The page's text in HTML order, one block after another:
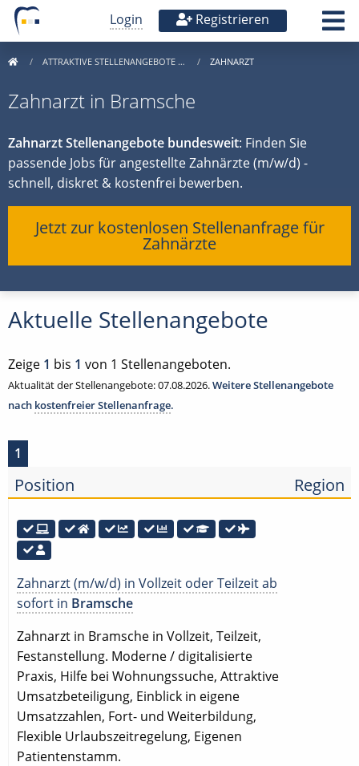
Login Registrieren
ATTRAKTIVE STELLENANGEBOTE … ZAHNARZT
Zahnarzt in Bramsche
Zahnarzt Stellenangebote bundesweit: Finden Sie
passende Jobs für angestellte Zahnärzte (m/w/d) -
schnell, diskret & kostenfrei bewerben.
Jetzt zur kostenlosen Stellenanfrage für
Zahnärzte
Aktuelle Stellenangebote
Zeige 1 bis 1 von 1 Stellenangeboten.
Aktualität der Stellenangebote: 07.08.2026.Weitere Stellenangebote
nach kostenfreier Stellenanfrage.
1
Position Region
Zahnarzt (m/w/d) in Vollzeit oder Teilzeit ab
sofort in Bramsche
Zahnarzt in Bramsche in Vollzeit, Teilzeit,
Festanstellung. Moderne / digitalisierte
Praxis, Hilfe bei Wohnungssuche, Attraktive
Umsatzbeteiligung, Einblick in eigene
Umsatzzahlen, Fort- und Weiterbildung,
Flexible Urlaubszeitregelung, Eigenen
Patientenstamm.